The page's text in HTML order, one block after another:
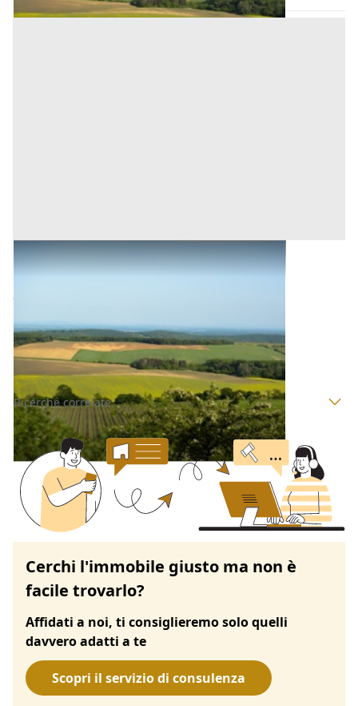
Terreni all'asta a Padova
36.000 €
Codice asta:AI3540103
Asta chiusa
Ricerche correlate
Cerchi l'immobile giusto ma non è
facile trovarlo?
Affidati a noi, ti consiglieremo solo quelli
davvero adatti a te
Scopri il servizio di consulenza